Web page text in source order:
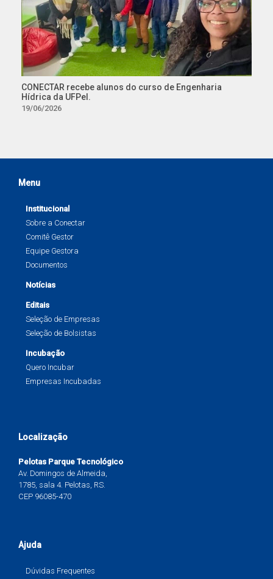
CONECTAR recebe alunos do curso de Engenharia
Hídrica da UFPel.
19/06/2026
Menu
Institucional
Sobre a Conectar
Comitê Gestor
Equipe Gestora
Documentos
Notícias
Editais
Seleção de Empresas
Seleção de Bolsistas
Incubação
Quero Incubar
Empresas Incubadas
Localização
Pelotas Parque Tecnológico
Av. Domingos de Almeida,
1785, sala 4. Pelotas, RS.
CEP 96085-470
Ajuda
Dúvidas Frequentes